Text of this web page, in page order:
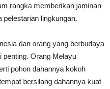
rangka memberikan jaminan
pelestarian lingkungan.
dan orang yang berbudaya
penting. Orang Melayu
pohon dahannya kokoh
bersilang dahannya kuat